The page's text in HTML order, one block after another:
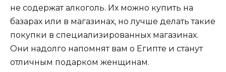
не содержат алкоголь. Их можно купить на
базарах или в магазинах, но лучше делать такие
покупки в специализированных магазинах.
Они надолго напомнят вам о Египте и станут
отличным подарком женщинам.